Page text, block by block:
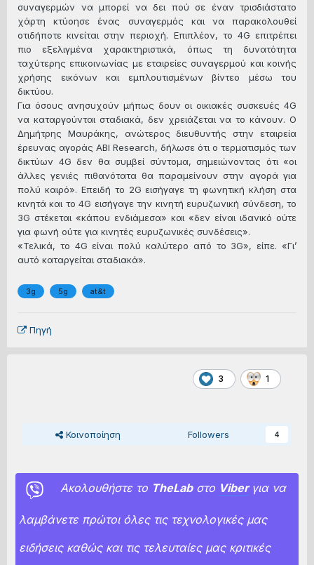
συναγερμών να μπορεί να δει πού σε έναν τρισδιάστατο
χάρτη κτύοησε ένας συναγερμός και να παρακολουθεί
οτιδήποτε κινείται στην περιοχή. Επιπλέον, το 4G επιτρέπει
πιο εξελιγμένα χαρακτηριστικά, όπως τη δυνατότητα
ταχύτερης επικοινωνίας με εταιρείες συναγερμού και κοινής
χρήσης εικόνων και εμπλουτισμένων βίντεο μέσω του
δικτύου.
Για όσους ανησυχούν μήπως δουν οι οικιακές συσκευές 4G
να καταργούνται σταδιακά, δεν χρειάζεται να το κάνουν. Ο
Δημήτρης Μαυράκης, ανώτερος διευθυντής στην εταιρεία
έρευνας αγοράς ABI Research, δήλωσε ότι ο τερματισμός των
δικτύων 4G δεν θα συμβεί σύντομα, σημειώνοντας ότι «οι
άλλες γενιές πιθανότατα θα παραμείνουν στην αγορά για
πολύ καιρό». Επειδή το 2G εισήγαγε τη φωνητική κλήση στα
κινητά και το 4G εισήγαγε την κινητή ευρυζωνική σύνδεση, το
3G στέκεται «κάπου ενδιάμεσα» και «δεν είναι ιδανικό ούτε
για φωνή ούτε για κινητές ευρυζωνικές συνδέσεις».
«Τελικά, το 4G είναι πολύ καλύτερο από το 3G», είπε. «Γι’
αυτό καταργείται σταδιακά».
3g 5g at&t
Πηγή
3 1
Κοινοποίηση Followers 4
Ακολουθήστε το TheLabστο Viber για να
λαμβάνετε πρώτοι όλες τις τεχνολογικές μας
ειδήσεις καθώς και τις τελευταίες μας κριτικές